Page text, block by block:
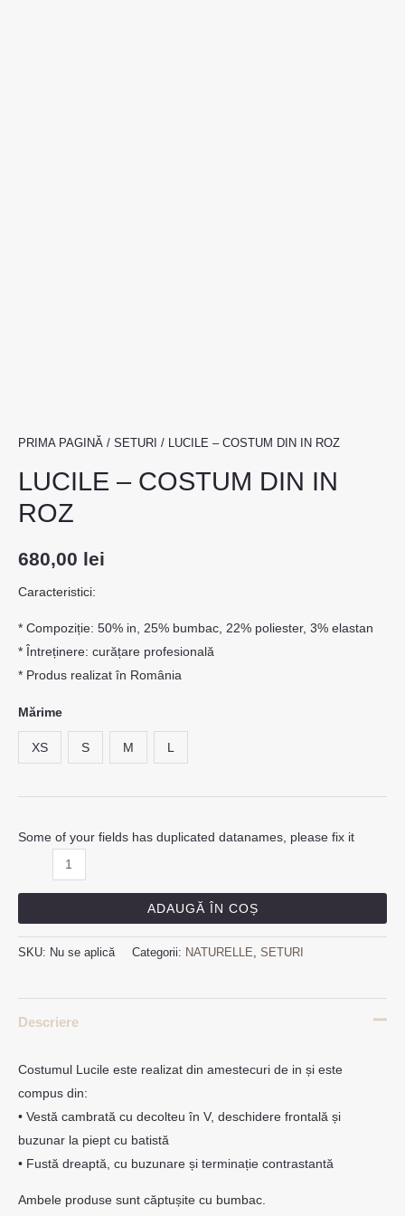
PRIMA PAGINĂ / SETURI / LUCILE – COSTUM DIN IN ROZ
LUCILE – COSTUM DIN IN
ROZ
680,00 lei
Caracteristici:
* Compoziție: 50% in, 25% bumbac, 22% poliester, 3% elastan
* Întreținere: curățare profesională
* Produs realizat în România
Mărime
XS S M L
Some of your fields has duplicated datanames, please fix it
ADAUGĂ ÎN COȘ
SKU: Nu se aplică Categorii: NATURELLE, SETURI
Descriere
Costumul Lucile este realizat din amestecuri de in și este
compus din:
• Vestă cambrată cu decolteu în V, deschidere frontală și
buzunar la piept cu batistă
• Fustă dreaptă, cu buzunare și terminație contrastantă
Ambele produse sunt căptușite cu bumbac.